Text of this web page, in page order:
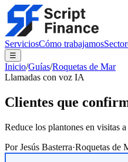
ServiciosCómo trabajamos
☰
Inicio/Guías/Roquetas de Mar
Llamadas con voz IA
Clientes que
Reduce los plantones en visitas
PorJesús Basterra·Roquetas de